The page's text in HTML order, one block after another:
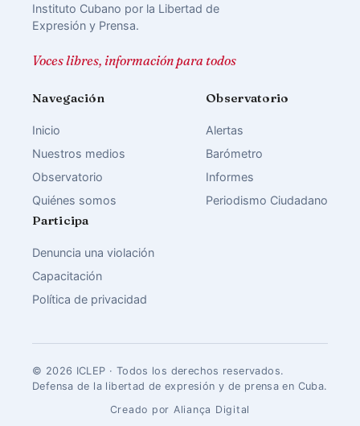
Instituto Cubano por la Libertad de
Expresión y Prensa.
Voces libres, información para todos
Navegación
Inicio
Nuestros medios
Observatorio
Quiénes somos
Observatorio
Alertas
Barómetro
Informes
Periodismo Ciudadano
Participa
Denuncia una violación
Capacitación
Política de privacidad
© 2026 ICLEP · Todos los derechos reservados.
Defensa de la libertad de expresión y de prensa en Cuba.
Creado por Aliança Digital